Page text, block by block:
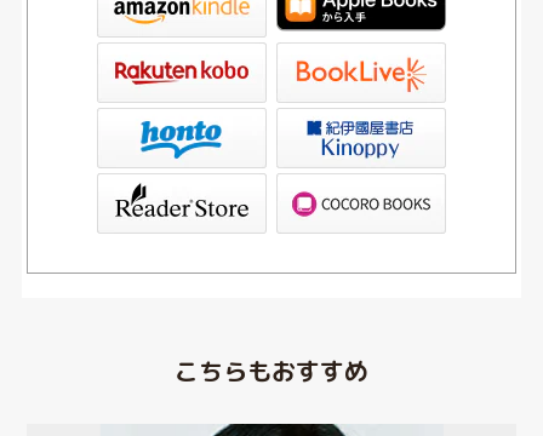
STORE（SHARP）
こちらもおすすめ